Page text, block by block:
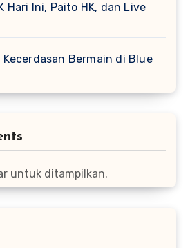
Hari Ini, Paito HK, dan Live
Kecerdasan Bermain di Blue
untuk ditampilkan.